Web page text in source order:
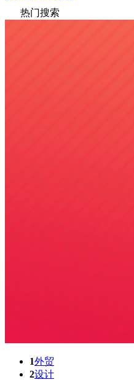
热门搜索
1外贸
2设计